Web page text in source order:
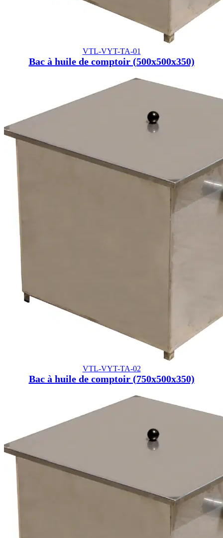
VTL-VYT-TA-01
Bac à huile de comptoir (500x500x350)
VTL-VYT-TA-02
Bac à huile de comptoir (750x500x350)